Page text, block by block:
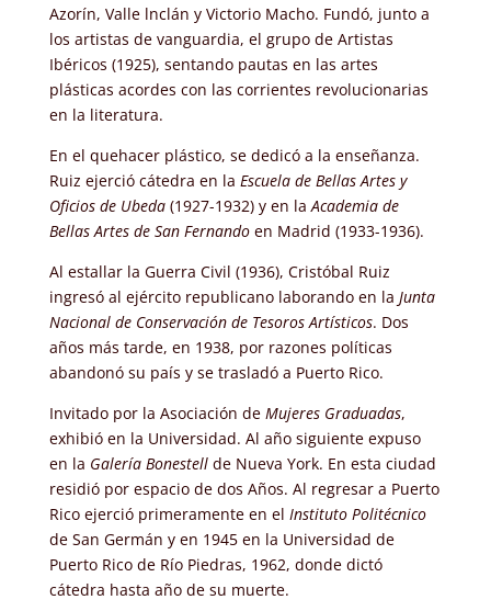
Azorín, Valle lnclán y Victorio Macho. Fundó, junto a
los artistas de vanguardia, el grupo de Artistas
Ibéricos (1925), sentando pautas en las artes
plásticas acordes con las corrientes revolucionarias
en la literatura.
En el quehacer plástico, se dedicó a la enseñanza.
Ruiz ejerció cátedra en la Escuela de Bellas Artes y
Oficios de Ubeda(1927-1932) y en laAcademia de
Bellas Artes de San Fernandoen Madrid (1933-1936).
Al estallar la Guerra Civil (1936), Cristóbal Ruiz
ingresó al ejército republicano laborando en la Junta
Nacional de Conservación de Tesoros Artísticos. Dos
años más tarde, en 1938, por razones políticas
abandonó su país y se trasladó a Puerto Rico.
Invitado por la Asociación de Mujeres Graduadas,
exhibió en la Universidad. Al año siguiente expuso
en la Galería Bonestellde Nueva York. En esta ciudad
residió por espacio de dos Años. Al regresar a Puerto
Rico ejerció primeramente en el Instituto Politécnico
de San Germán y en 1945 en la Universidad de
Puerto Rico de Río Piedras, 1962, donde dictó
cátedra hasta año de su muerte.